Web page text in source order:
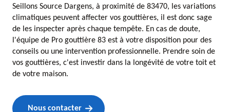
Seillons Source Dargens, à proximité de 83470, les variations
climatiques peuvent affecter vos gouttières, il est donc sage
de les inspecter après chaque tempête. En cas de doute,
l'équipe de Pro gouttière 83 est à votre disposition pour des
conseils ou une intervention professionnelle. Prendre soin de
vos gouttières, c'est investir dans la longévité de votre toit et
de votre maison.
Nous contacter